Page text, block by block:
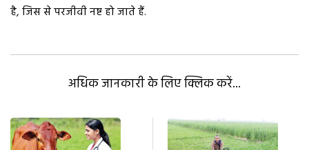
है, जिस से परजीवी नष्ट हो जाते हैं.
अधिक जानकारी के लिए क्लिक करें...